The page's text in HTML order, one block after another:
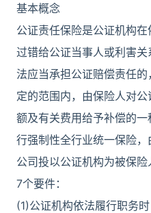
基本概念
公证责任保险是公证机构
过错给公证当事人或利害
法应当承担公证赔偿责任
定的范围内，由保险人对
额及有关费用给予补偿的
行强制性全行业统一保险
公司投以公证机构为被保险
7个要件：
(1)公证机构依法履行职务时